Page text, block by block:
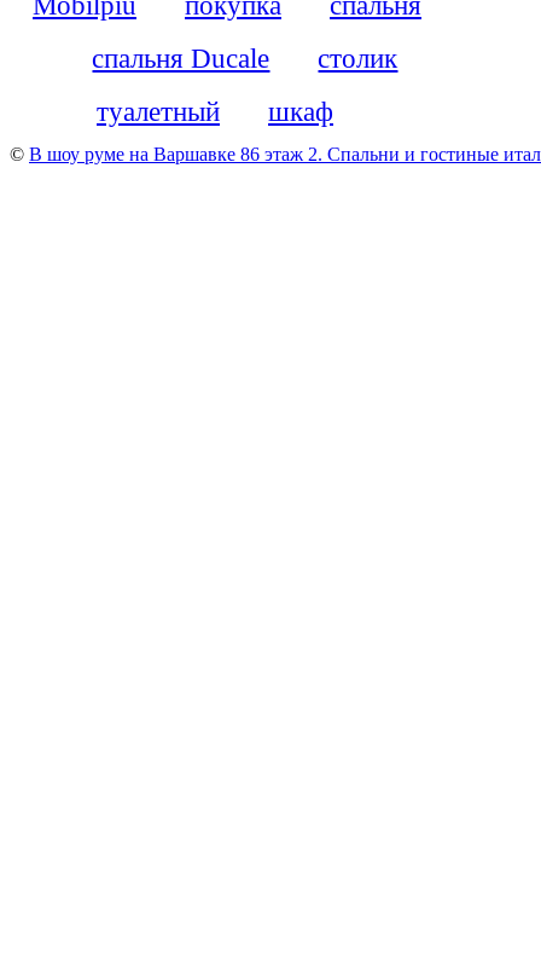
спальня Ducale
столик
туалетный
шкаф
© В шоу руме на Варшавке 86 этаж 2. Cпальни и гостиные